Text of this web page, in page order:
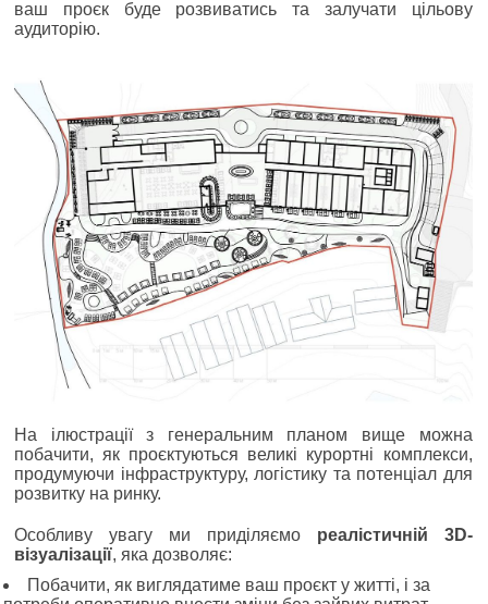
ваш проєк буде розвиватись та залучати цільову
аудиторію.
На ілюстрації з генеральним планом вище можна
побачити, як проєктуються великі курортні комплекси,
продумуючи інфраструктуру, логістику та потенціал для
розвитку на ринку.
Особливу увагу ми приділяємо реалістичній 3D-
візуалізації, яка дозволяє:
Побачити, як виглядатиме ваш проєкт у житті, і за